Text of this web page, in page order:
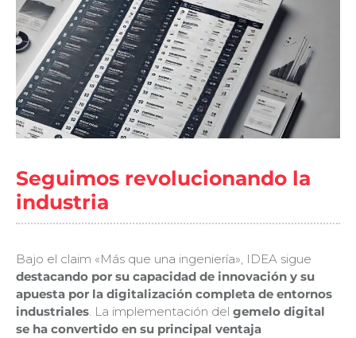
Seguimos revolucionando la
industria
Bajo el claim «Más que una ingeniería», IDEA sigue
destacando por su capacidad de innovación y su
apuesta por la digitalización completa de entornos
industriales. La implementación del gemelo digital
se ha convertido en su principal ventaja